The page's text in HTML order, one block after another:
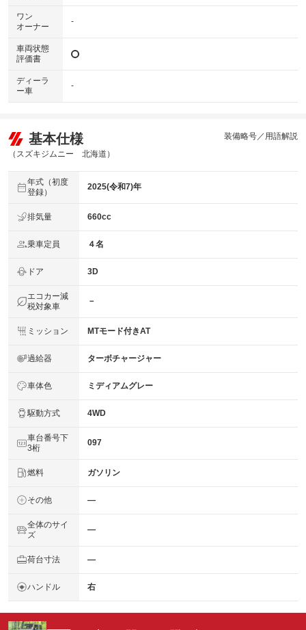
ワン
オーナー
-
車両状態
評価書
ディーラ
ー車
-
基本仕様
（スズキジムニー 北海道）
装備略号／用語解説
年式（初度
登録）
2025(令和7)年
排気量 660cc
乗車定員 ４名
ドア 3D
エコカー減
税対象車
－
ミッション MTモード付きAT
過給器 ターボチャージャー
車体色 ミディアムグレー
駆動方式 4WD
車台番号下
3桁
097
燃料 ガソリン
その他 ―
全体のサイ
ズ
―
荷台寸法 ―
ハンドル 右